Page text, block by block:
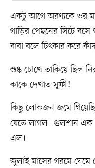
একটু আগে অরণ্যকে ওর
গাড়ির পেছনের সিটে
বাবা বলে চিৎকার করে
শুষ্ক চোখে তাকিয়ে ছিল
কাকে দেখাত সুফী!
কিছু লোকজন জমে
যেতে লাগল। গুলশান এক
এল।
জুলাই মাসের গরমে ঘেমে